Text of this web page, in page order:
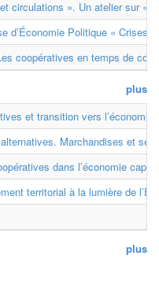
circulations ». Un atelier sur «
d’Économie Politique « Crises
coopératives en temps de
plus
et transition vers
Marchandises et
dans l’économie
territorial à la lumière de
plus